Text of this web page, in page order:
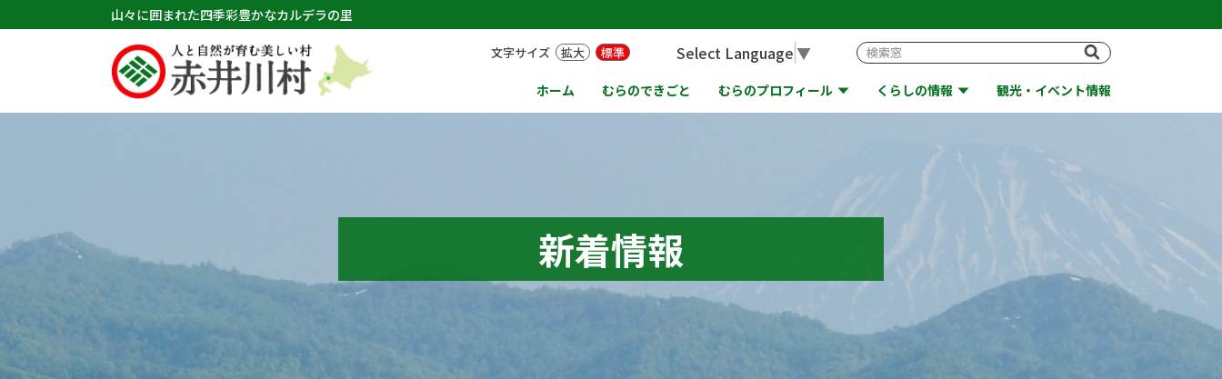
山々に囲まれた四季彩豊かなカルデラの里
ホーム むらのできごと むらのプロフィール くらしの情報 観光・イベント情報
文字サイズ 拡大 標準 Select Language▼
新着情報